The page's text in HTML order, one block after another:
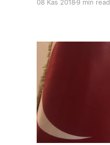
başkanlığında ya
08 Kas 2018 9 min read